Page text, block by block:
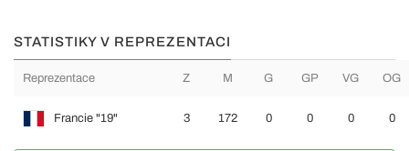
STATISTIKY V REPREZENTACI
Reprezentace Z M G GP VG OG
Francie "19" 3 172 0 0 0 0